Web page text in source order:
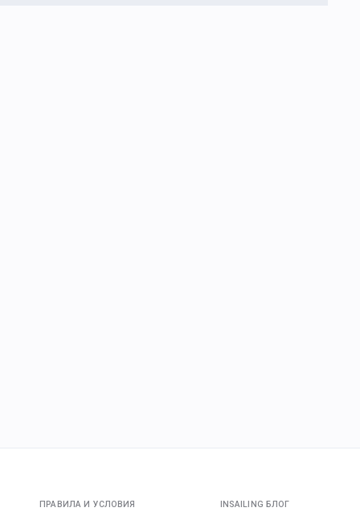
ПРАВИЛА И УСЛОВИЯ INSAILING БЛОГ